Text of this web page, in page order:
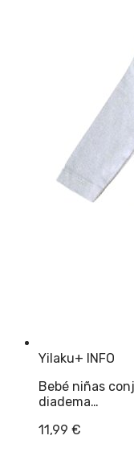
Yilaku+ INFO
Bebé niñas
diadema…
11,99 €